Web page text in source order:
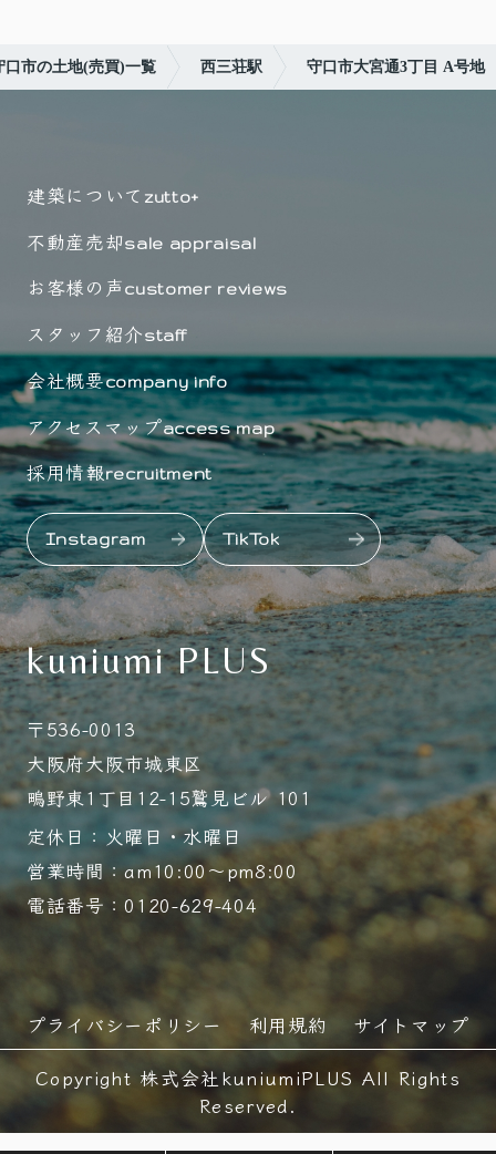
口市の土地(売買)一覧 西三荘駅 守口市大宮通3丁目 A号地
建築について zutto+
不動産売却sale appraisal
お客様の声customer reviews
スタッフ紹介staff
会社概要company info
アクセスマップaccess map
採用情報recruitment
Instagram TikTok
kuniumi PLUS
〒536-0013
大阪府大阪市城東区
鴫野東1丁目12-15鷲見ビル 101
定休日：火曜日・水曜日
営業時間：am10:00～pm8:00
電話番号：0120-629-404
プライバシーポリシー 利用規約
サイトマップ
Copyright 株式会社kuniumiPLUS All Rights
Reserved.